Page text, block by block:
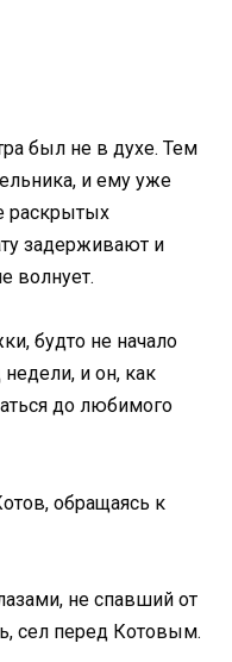
был не в духе. Тем
и ему уже
раскрытых
задерживают и
волнует.
будто не начало
и он, как
до любимого
обращаясь к
не спавший от
сел перед Котовым.